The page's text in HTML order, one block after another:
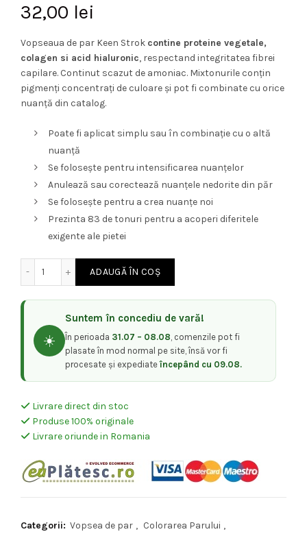
32,00 lei
Vopseaua de par Keen Strok contine proteine vegetale,
colagen si acid hialuronic, respectand integritatea fibrei
capilare. Continut scazut de amoniac. Mixtonurile conțin
pigmenți concentrați de culoare și pot fi combinate cu orice
nuanță din catalog.
Poate fi aplicat simplu sau în combinație cu o altă
nuanță
Se folosește pentru intensificarea nuanțelor
Anulează sau corectează nuanțele nedorite din păr
Se folosește pentru a crea nuanțe noi
Prezinta 83 de tonuri pentru a acoperi diferitele
exigente ale pietei
Cantitate Vopsea permanenta de par cu colagen si acid
ADAUGĂ ÎN COȘ
☀️
Suntem în concediu de vară!
În perioada 31.07 – 08.08, comenzile pot fi
plasate în mod normal pe site, însă vor fi
procesate și expediateîncepând cu 09.08.
Livrare direct din stoc
Produse 100% originale
Livrare oriunde in Romania
Categorii: Vopsea de par , Colorarea Parului ,